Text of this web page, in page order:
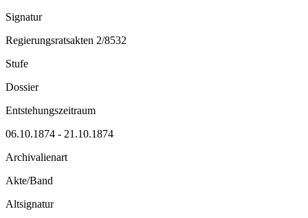
Signatur
Regierungsratsakten 2/8532
Stufe
Dossier
Entstehungszeitraum
06.10.1874 - 21.10.1874
Archivalienart
Akte/Band
Altsignatur